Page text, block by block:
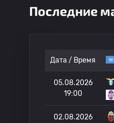
Последние
Дата / Время
05.08.2026
19:00
02.08.2026